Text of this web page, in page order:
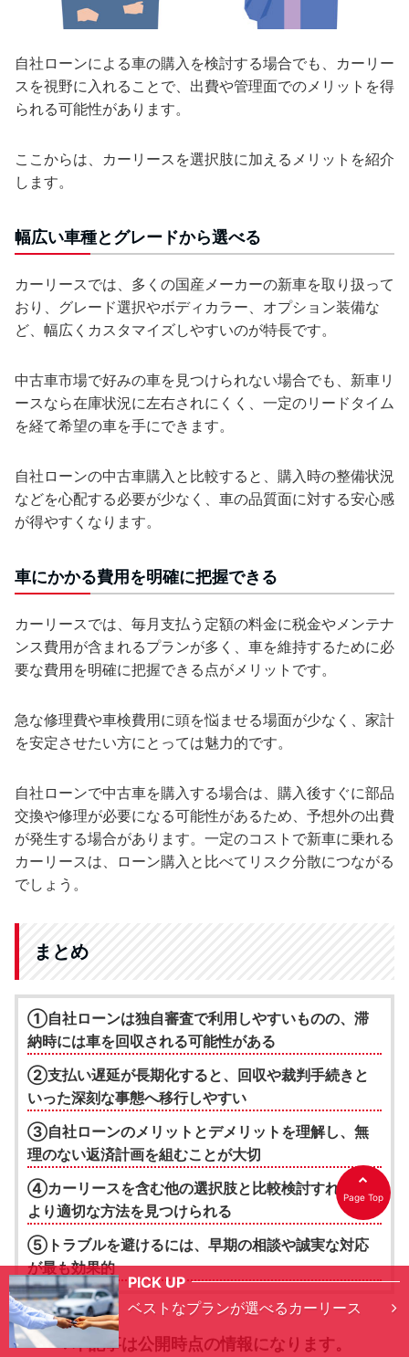
自社ローンによる車の購入を検討する場合でも、カーリー
スを視野に入れることで、出費や管理面でのメリットを得
られる可能性があります。
ここからは、カーリースを選択肢に加えるメリットを紹介
します。
幅広い車種とグレードから選べる
カーリースでは、多くの国産メーカーの新車を取り扱って
おり、グレード選択やボディカラー、オプション装備な
ど、幅広くカスタマイズしやすいのが特長です。
中古車市場で好みの車を見つけられない場合でも、新車リ
ースなら在庫状況に左右されにくく、一定のリードタイム
を経て希望の車を手にできます。
自社ローンの中古車購入と比較すると、購入時の整備状況
などを心配する必要が少なく、車の品質面に対する安心感
が得やすくなります。
車にかかる費用を明確に把握できる
カーリースでは、毎月支払う定額の料金に税金やメンテナ
ンス費用が含まれるプランが多く、車を維持するために必
要な費用を明確に把握できる点がメリットです。
急な修理費や車検費用に頭を悩ませる場面が少なく、家計
を安定させたい方にとっては魅力的です。
自社ローンで中古車を購入する場合は、購入後すぐに部品
交換や修理が必要になる可能性があるため、予想外の出費
が発生する場合があります。一定のコストで新車に乗れる
カーリースは、ローン購入と比べてリスク分散につながる
でしょう。
まとめ
①自社ローンは独自審査で利用しやすいものの、滞
納時には車を回収される可能性がある
②支払い遅延が長期化すると、回収や裁判手続きと
いった深刻な事態へ移行しやすい
③自社ローンのメリットとデメリットを理解し、無
理のない返済計画を組むことが大切
④カーリースを含む他の選択肢と比較検討すれば、
より適切な方法を見つけられる
⑤トラブルを避けるには、早期の相談や誠実な対応
が最も効果的
※本記事は公開時点の情報になります。
PICK UP
ベストなプランが選べるカーリース
Page Top